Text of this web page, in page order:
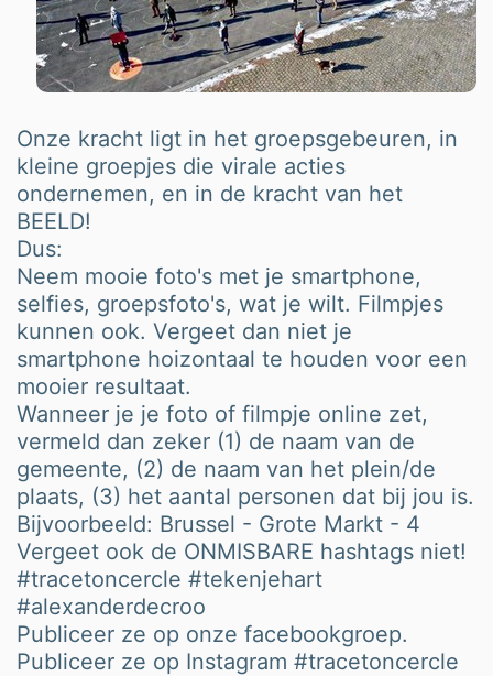
Onze kracht ligt in het groepsgebeuren, in
kleine groepjes die virale acties
ondernemen, en in de kracht van het
BEELD!
Dus:
Neem mooie foto's met je smartphone,
selfies, groepsfoto's, wat je wilt. Filmpjes
kunnen ook. Vergeet dan niet je
smartphone hoizontaal te houden voor een
mooier resultaat.
Wanneer je je foto of filmpje online zet,
vermeld dan zeker (1) de naam van de
gemeente, (2) de naam van het plein/de
plaats, (3) het aantal personen dat bij jou is.
Bijvoorbeeld: Brussel - Grote Markt - 4
Vergeet ook de ONMISBARE hashtags niet!
#tracetoncercle #tekenjehart
#alexanderdecroo
Publiceer ze op onze facebookgroep.
Publiceer ze op Instagram #tracetoncercle